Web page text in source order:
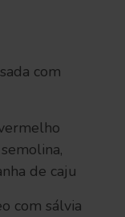
com
de caju
com sálvia